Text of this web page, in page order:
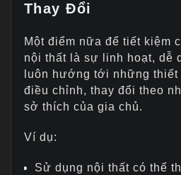
Thay Đổi
Một điểm nữa để tiết kiệm
nội thất là sự linh hoạt, dễ
luôn hướng tới những thiết
điều chỉnh, thay đổi theo
sở thích của gia chủ.
Ví dụ:
Sử dụng nội thất có thể